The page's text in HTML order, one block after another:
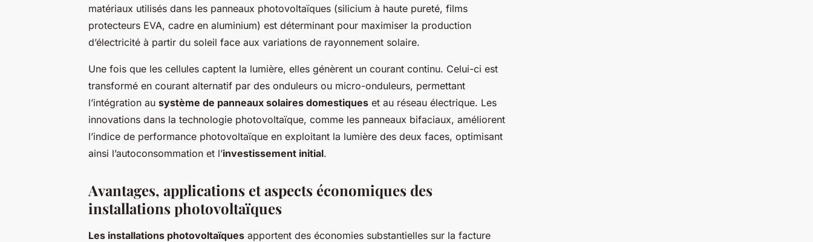
matériaux utilisés dans les panneaux photovoltaïques (silicium à haute pureté, films
protecteurs EVA, cadre en aluminium) est déterminant pour maximiser la production
d’électricité à partir du soleil face aux variations de rayonnement solaire.
Une fois que les cellules captent la lumière, elles génèrent un courant continu. Celui-ci est
transformé en courant alternatif par des onduleurs ou micro-onduleurs, permettant
l’intégration au système de panneaux solaires domestiques et au réseau électrique. Les
innovations dans la technologie photovoltaïque, comme les panneaux bifaciaux, améliorent
l’indice de performance photovoltaïque en exploitant la lumière des deux faces, optimisant
ainsi l’autoconsommation et l’investissement initial.
Avantages, applications et aspects économiques des
installations photovoltaïques
Les installations photovoltaïques apportent des économies substantielles sur la facture